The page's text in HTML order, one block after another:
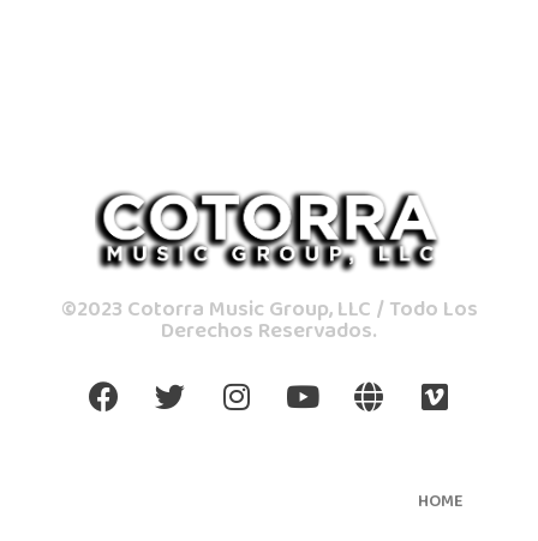
©2023 Cotorra Music Group, LLC / Todo Los
Derechos Reservados.
HOME